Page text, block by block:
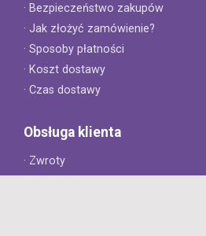
· Bezpieczeństwo zakupów
· Jak złożyć zamówienie?
· Sposoby płatności
· Koszt dostawy
· Czas dostawy
Obsługa klienta
· Zwroty